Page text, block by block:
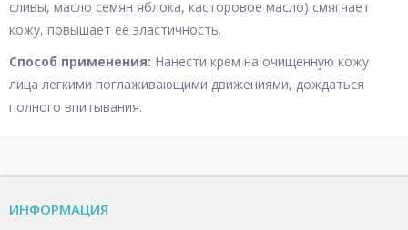
сливы, масло семян яблока, касторовое масло) смягчает
кожу, повышает её эластичность.
Способ применения: Нанести крем на очищенную кожу
лица легкими поглаживающими движениями, дождаться
полного впитывания.
ИНФОРМАЦИЯ